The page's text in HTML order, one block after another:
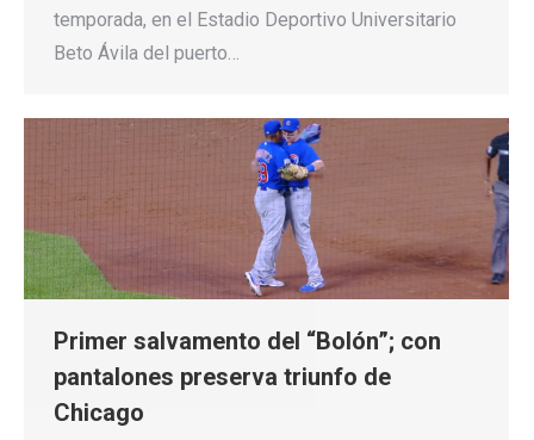
temporada, en el Estadio Deportivo Universitario
Beto Ávila del puerto…
Primer salvamento del “Bolón”; con
pantalones preserva triunfo de
Chicago